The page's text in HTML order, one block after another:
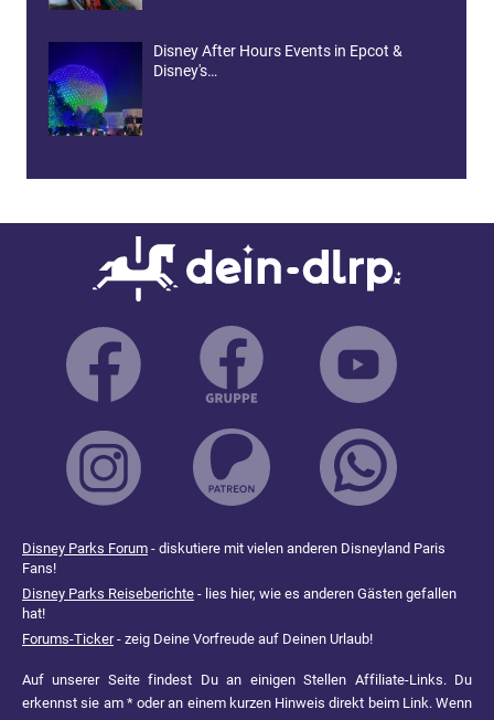
Disney After Hours Events in Epcot &
Disney's…
Disney Parks Forum - diskutiere mit vielen anderen Disneyland Paris
Fans!
Disney Parks Reiseberichte - lies hier, wie es anderen Gästen gefallen
hat!
Forums-Ticker- zeig Deine Vorfreude auf Deinen Urlaub!
Auf unserer Seite findest Du an einigen Stellen Affiliate-Links. Du
erkennst sie am * oder an einem kurzen Hinweis direkt beim Link. Wenn